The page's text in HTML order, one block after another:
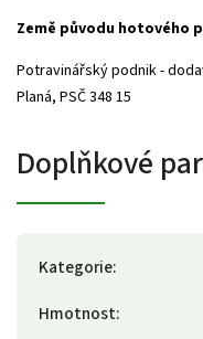
Země původu hotového
Potravinářský podnik -
Planá, PSČ 348 15
Doplňkové
Kategorie:
Hmotnost: